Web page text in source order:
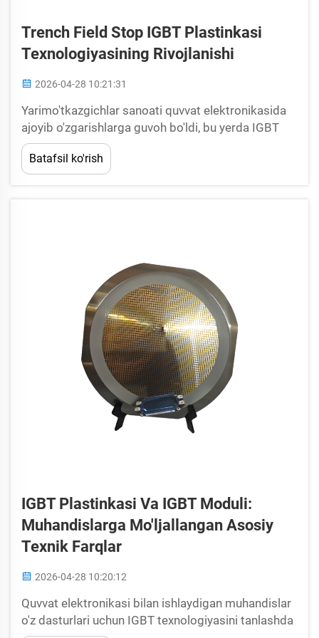
Trench Field Stop IGBT Plastinkasi
Texnologiyasining Rivojlanishi
2026-04-28 10:21:31
Yarimo'tkazgichlar sanoati quvvat elektronikasida
ajoyib o'zgarishlarga guvoh bo'ldi, bu yerda IGBT
plastinkasi texnologiyasi ushbu yutuqlarning
boshida turibdi. Trench Field Stop IGBT plastinkasi
dizaynlarining rivojlanishi — bu ...
Batafsil ko'rish
IGBT Plastinkasi Va IGBT Moduli:
Muhandislarga Mo'ljallangan Asosiy
Texnik Farqlar
2026-04-28 10:20:12
Quvvat elektronikasi bilan ishlaydigan muhandislar
o'z dasturlari uchun IGBT texnologiyasini tanlashda